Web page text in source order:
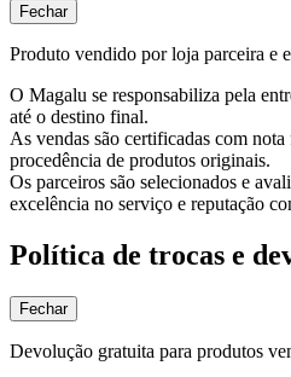
Fechar
Produto vendido por loja parceira e
O Magalu se responsabiliza pela
até o destino final.
As vendas são certificadas com
procedência de produtos originais.
Os parceiros são selecionados e
excelência no serviço e reputação
Política de trocas e
Fechar
Devolução gratuita para produtos